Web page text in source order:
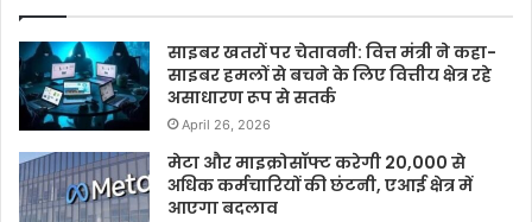
साइबर खतरों पर चेतावनी: वित्त मंत्री ने कहा-
साइबर हमलों से बचने के लिए वित्तीय क्षेत्र रहे
असाधारण रूप से सतर्क
April 26, 2026
मेटा और माइक्रोसॉफ्ट करेगी 20,000 से
अधिक कर्मचारियों की छंटनी, एआई क्षेत्र में
आएगा बदलाव